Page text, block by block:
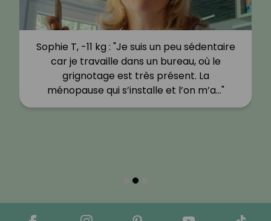
Sophie T, -11 kg : "Je suis un peu sédentaire
car je travaille dans un bureau, où le
grignotage est très présent. La
ménopause qui s’installe et l’on m’a…"